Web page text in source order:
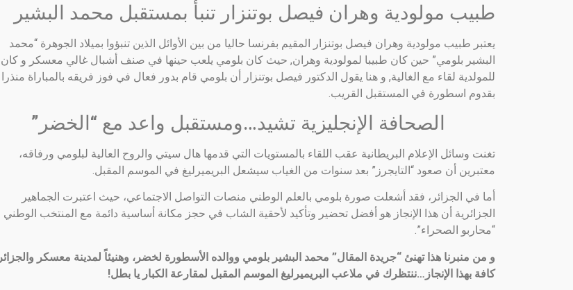
طبيب مولودية وهران فيصل بوتنزار تنبأ بمستقبل محمد البشير
يعتبر طبيب مولودية وهران فيصل بوتنزار المقيم بفرنسا حاليا من بين الأوائل الذين تنبؤوا بميلاد الجوهرة “محمد
البشير بلومي” حين كان طبيبا لمولودية وهران, حيث كان بلومي يلعب حينها في صنف أشبال غالي معسكر و كان
للمولدية لقاء مع الغالية, و هنا يقول الدكتور فيصل بوتنزار أن بلومي قام بدور فعال في فوز فريقه بالمباراة منذرا
بقدوم اسطورة في المستقبل القريب.
الصحافة الإنجليزية تشيد…ومستقبل واعد مع “الخضر”
تغنت وسائل الإعلام البريطانية عقب اللقاء بالمستويات التي قدمها هال سيتي والروح العالية لبلومي ورفاقه،
معتبرين أن صعود “التايجرز” بعد سنوات من الغياب سيشعل البريميرليغ في الموسم المقبل.
أما في الجزائر، فقد أشعلت صورة بلومي بالعلم الوطني منصات التواصل الاجتماعي، حيث اعتبرت الجماهير
الجزائرية أن هذا الإنجاز هو أفضل تحضير وتأكيد لأحقية الشاب في حجز مكانة أساسية دائمة مع المنتخب الوطني
“محاربو الصحراء”.
و من منبرنا هذا تهنئ “جريدة المقال” محمد البشير بلومي ووالده الأسطورة لخضر، وهنيئاً لمدينة معسكر والجزائر
كافة بهذا الإنجاز…ننتظرك في ملاعب البريميرليغ الموسم المقبل لمقارعة الكبار يا بطل!